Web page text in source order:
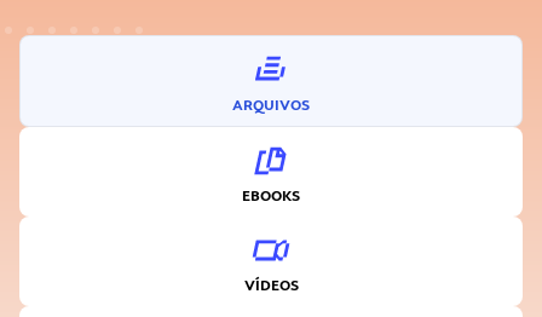
ARQUIVOS
EBOOKS
VÍDEOS